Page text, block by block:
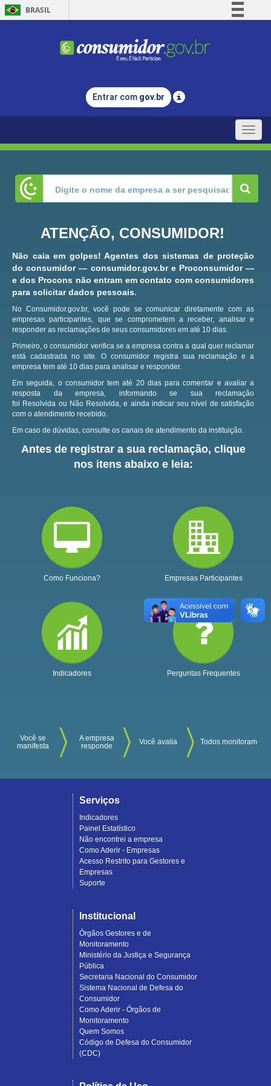
BRASIL
Comunica BR
Legislação
Entrar com gov.br
Toggle
ATENÇÃO, CONSUMIDOR!
Não caia em golpes! Agentes dos sistemas de proteção
do consumidor — consumidor.gov.br e Proconsumidor —
e dos Procons não entram em contato com consumidores
para solicitar dados pessoais.
No Consumidor.gov.br, você pode se comunicar diretamente com as
empresas participantes, que se comprometem a receber, analisar e
responder as reclamações de seus consumidores em até 10 dias.
Primeiro, o consumidor verifica se a empresa contra a qual quer reclamar
está cadastrada no site.O consumidor registra sua reclamação e a
empresa tem até 10 dias para analisar e responder.
Em seguida, o consumidor tem até 20 dias para comentar e avaliar a
resposta da empresa, informando se sua reclamação
foi Resolvida ou Não Resolvida, e ainda indicar seu nível de satisfação
com o atendimento recebido.
Em caso de dúvidas, consulte os canais de atendimento da instituição.
Antes de registrar a sua reclamação, clique
nos itens abaixo e leia:
Como Funciona? Empresas Participantes
Indicadores Perguntas Frequentes
Você se
manifesta
A empresa
responde
Você avalia Todos monitoram
Serviços
Indicadores
Painel Estatístico
Não encontrei a empresa
Como Aderir - Empresas
Acesso Restrito para Gestores e
Empresas
Suporte
Institucional
Órgãos Gestores e de
Monitoramento
Ministério da Justiça e Segurança
Pública
Secretaria Nacional do Consumidor
Sistema Nacional de Defesa do
Consumidor
Como Aderir - Órgãos de
Monitoramento
Quem Somos
Código de Defesa do Consumidor
(CDC)